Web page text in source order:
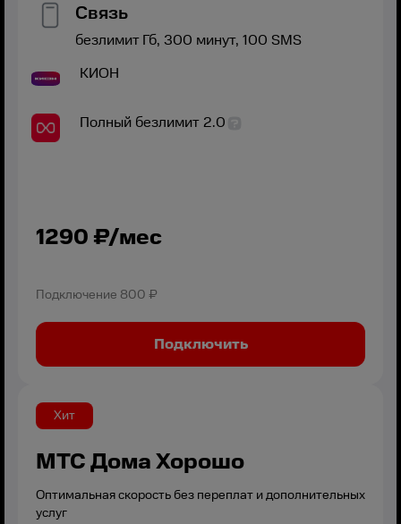
Связь
безлимитГб, 300 минут, 100 SMS
КИОН
Полный безлимит 2.0
1290 ₽/мес
Подключение 800 ₽
Подключить
Хит
МТС Дома Хорошо
Оптимальная скорость без переплат и дополнительных
услуг